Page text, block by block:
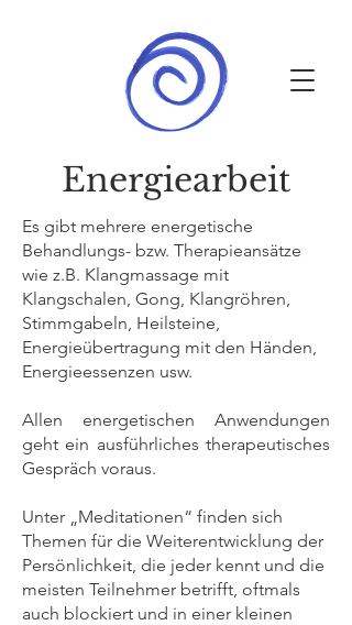
Energiearbeit
Es gibt mehrere energetische
Behandlungs- bzw. Therapieansätze
wie z.B. Klangmassage mit
Klangschalen, Gong, Klangröhren,
Stimmgabeln, Heilsteine,
Energieübertragung mit den Händen,
Energieessenzen usw.
Allen energetischen Anwendungen
geht ein ausführliches therapeutisches
Gespräch voraus.
Unter „Meditationen“ finden sich
Themen für die Weiterentwicklung der
Persönlichkeit, die jeder kennt und die
meisten Teilnehmer betrifft, oftmals
auch blockiert und in einer kleinen